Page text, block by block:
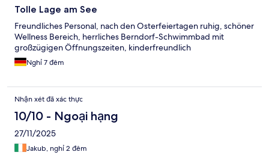
Tolle Lage am See
Freundliches Personal, nach den Osterfeiertagen ruhig, schöner
Wellness Bereich, herrliches Berndorf-Schwimmbad mit
großzügigen Öffnungszeiten, kinderfreundlich
Nghỉ 7 đêm
Nhận xét đã xác thực
10/10 - Ngoại hạng
27/11/2025
Jakub, nghỉ 2 đêm